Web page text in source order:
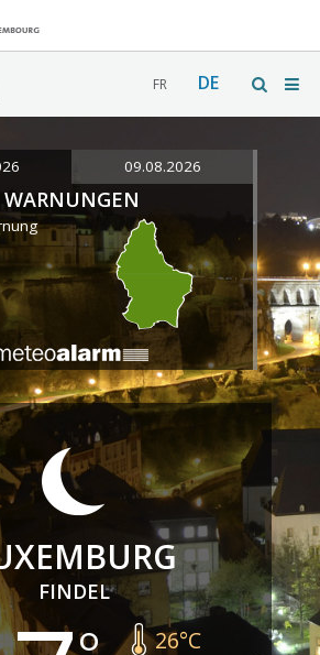
FR DE
09.08.2026
WARNUNGEN
FINDEL
26°C